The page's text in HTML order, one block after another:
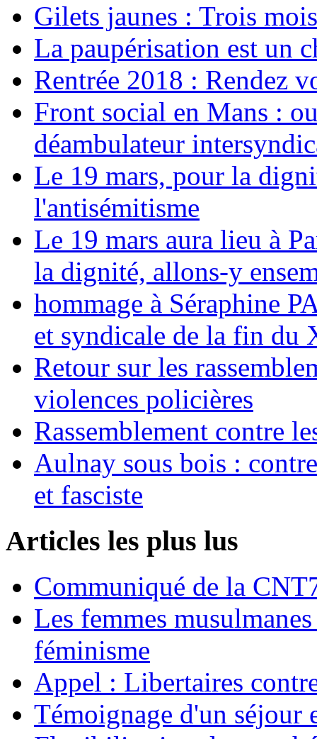
Gilets jaunes : Trois
La paupérisation est un
Rentrée 2018 : Rendez
Front social en Mans :
déambulateur
Le 19 mars, pour la
l'antisémitisme
Le 19 mars aura lieu à
la dignité, allons-y
hommage à Séraphine
et syndicale de la fin du
Retour sur les
violences policières
Rassemblement contre
Aulnay sous bois :
et fasciste
Articles les plus lus
Communiqué de la
Les femmes
féminisme
Appel : Libertaires
Témoignage d'un séjour